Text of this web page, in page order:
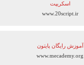
اسکریپت
www.20script.ir
آموزش رایگان پایتون
www.mecademy.org